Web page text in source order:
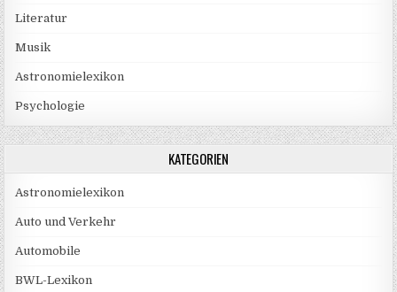
Literatur
Musik
Astronomielexikon
Psychologie
KATEGORIEN
Astronomielexikon
Auto und Verkehr
Automobile
BWL-Lexikon